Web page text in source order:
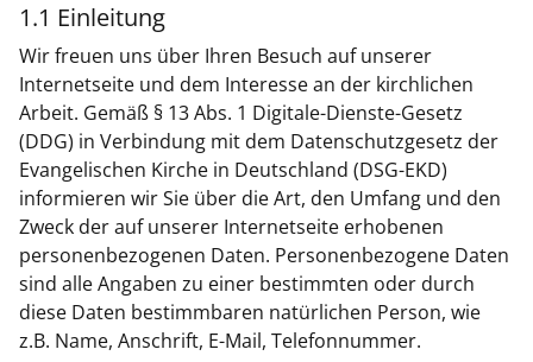
1.1 Einleitung
Wir freuen uns über Ihren Besuch auf unserer
Internetseite und dem Interesse an der kirchlichen
Arbeit. Gemäß § 13 Abs. 1 Digitale-Dienste-Gesetz
(DDG) in Verbindung mit dem Datenschutzgesetz der
Evangelischen Kirche in Deutschland (DSG-EKD)
informieren wir Sie über die Art, den Umfang und den
Zweck der auf unserer Internetseite erhobenen
personenbezogenen Daten. Personenbezogene Daten
sind alle Angaben zu einer bestimmten oder durch
diese Daten bestimmbaren natürlichen Person, wie
z.B. Name, Anschrift, E-Mail, Telefonnummer.